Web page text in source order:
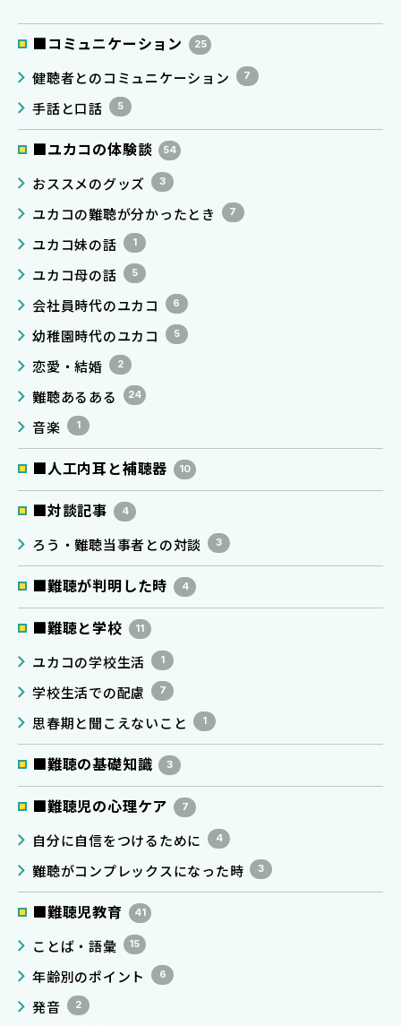
■コミュニケーション 25
健聴者とのコミュニケーション 7
手話と口話 5
■ユカコの体験談 54
おススメのグッズ 3
ユカコの難聴が分かったとき 7
ユカコ妹の話 1
ユカコ母の話 5
会社員時代のユカコ 6
幼稚園時代のユカコ 5
恋愛・結婚 2
難聴あるある 24
音楽 1
■人工内耳と補聴器 10
■対談記事 4
ろう・難聴当事者との対談 3
■難聴が判明した時 4
■難聴と学校 11
ユカコの学校生活 1
学校生活での配慮 7
思春期と聞こえないこと 1
■難聴の基礎知識 3
■難聴児の心理ケア 7
自分に自信をつけるために 4
難聴がコンプレックスになった時 3
■難聴児教育 41
ことば・語彙 15
年齢別のポイント 6
発音 2